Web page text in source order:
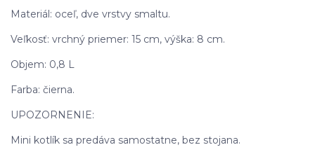
Materiál: oceľ, dve vrstvy smaltu.
Veľkosť: vrchný priemer: 15 cm, výška: 8 cm.
Objem: 0,8 L
Farba: čierna.
UPOZORNENIE:
Mini kotlík sa predáva samostatne, bez stojana.